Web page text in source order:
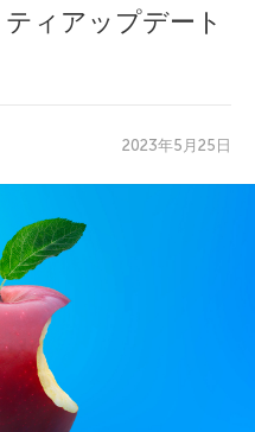
ィアップデート
2023年5月25日